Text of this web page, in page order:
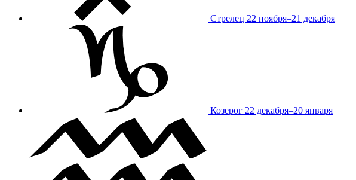
Стрелец 22 ноября–21 декабря
Козерог 22 декабря–20 января